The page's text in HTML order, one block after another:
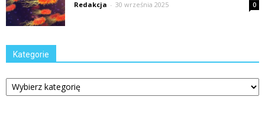
Redakcja - 30 września 2025 0
Kategorie
Kategorie